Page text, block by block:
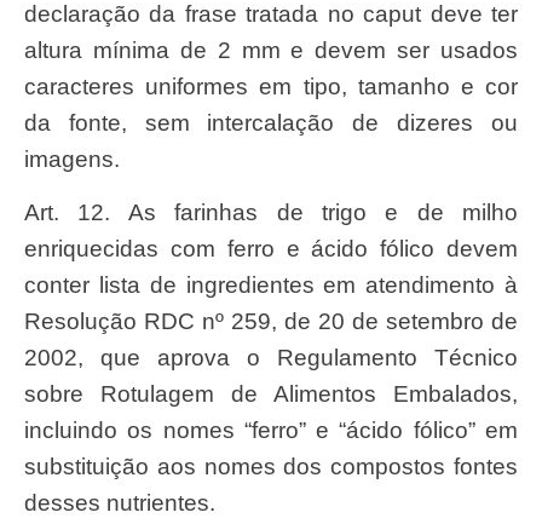
declaração da frase tratada no caput deve ter
altura mínima de 2 mm e devem ser usados
caracteres uniformes em tipo, tamanho e cor
da fonte, sem intercalação de dizeres ou
imagens.
Art. 12. As farinhas de trigo e de milho
enriquecidas com ferro e ácido fólico devem
conter lista de ingredientes em atendimento à
Resolução RDC nº 259, de 20 de setembro de
2002, que aprova o Regulamento Técnico
sobre Rotulagem de Alimentos Embalados,
incluindo os nomes “ferro” e “ácido fólico” em
substituição aos nomes dos compostos fontes
desses nutrientes.